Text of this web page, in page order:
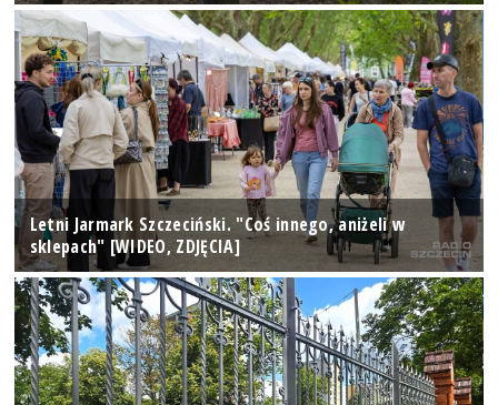
Letni Jarmark Szczeciński. "Coś innego, aniżeli w
sklepach" [WIDEO, ZDJĘCIA]